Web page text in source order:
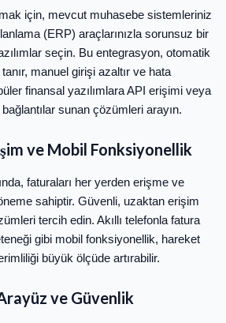
için, mevcut muhasebe sistemleriniz
(ERP) araçlarınızla sorunsuz bir
seçin. Bu entegrasyon, otomatik
manuel girişi azaltır ve hata
finansal yazılımlara API erişimi veya
sunan çözümleri arayın.
ve Mobil Fonksiyonellik
faturaları her yerden erişme ve
sahiptir. Güvenli, uzaktan erişim
tercih edin. Akıllı telefonla fatura
gibi mobil fonksiyonellik, hareket
büyük ölçüde artırabilir.
ve Güvenlik